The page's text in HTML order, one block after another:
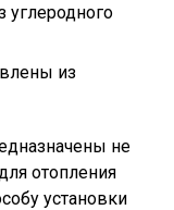
углеродного
из
не
отопления
установки